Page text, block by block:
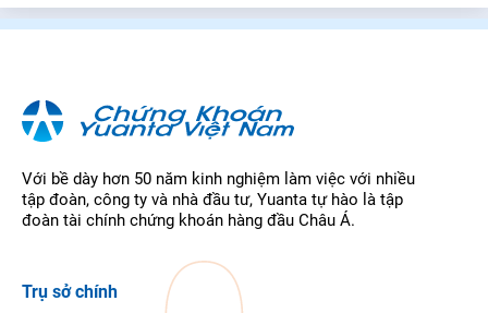
Gửi phản hồi
Với bề dày hơn 50 năm kinh nghiệm làm việc với nhiều
tập đoàn, công ty và nhà đầu tư, Yuanta tự hào là tập
đoàn tài chính chứng khoán hàng đầu Châu Á.
Trụ sở chính